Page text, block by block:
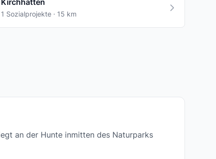
Kirchhatten
1 Sozialprojekte · 15 km
an der Hunte inmitten des Naturparks